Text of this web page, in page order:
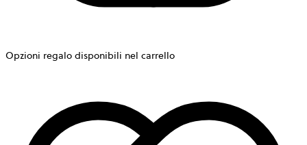
Opzioni regalo disponibili nel carrello